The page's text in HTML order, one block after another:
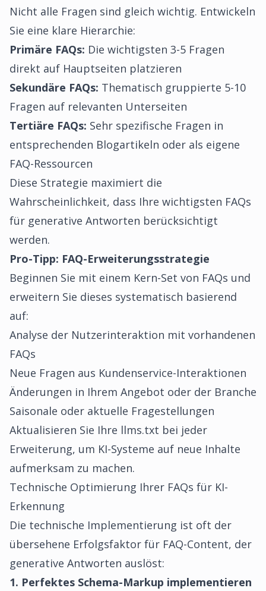
Nicht alle Fragen sind gleich wichtig. Entwickeln
Sie eine klare Hierarchie:
Primäre FAQs: Die wichtigsten 3-5 Fragen
direkt auf Hauptseiten platzieren
Sekundäre FAQs: Thematisch gruppierte 5-10
Fragen auf relevanten Unterseiten
Tertiäre FAQs: Sehr spezifische Fragen in
entsprechenden Blogartikeln oder als eigene
FAQ-Ressourcen
Diese Strategie maximiert die
Wahrscheinlichkeit, dass Ihre wichtigsten FAQs
für generative Antworten berücksichtigt
werden.
Pro-Tipp: FAQ-Erweiterungsstrategie
Beginnen Sie mit einem Kern-Set von FAQs und
erweitern Sie dieses systematisch basierend
auf:
Analyse der Nutzerinteraktion mit vorhandenen
FAQs
Neue Fragen aus Kundenservice-Interaktionen
Änderungen in Ihrem Angebot oder der Branche
Saisonale oder aktuelle Fragestellungen
Aktualisieren Sie Ihre llms.txt bei jeder
Erweiterung, um KI-Systeme auf neue Inhalte
aufmerksam zu machen.
Technische Optimierung Ihrer FAQs für KI-
Erkennung
Die technische Implementierung ist oft der
übersehene Erfolgsfaktor für FAQ-Content, der
generative Antworten auslöst:
1. Perfektes Schema-Markup implementieren